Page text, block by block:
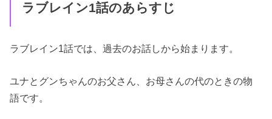
ラブレイン1話のあらすじ
ラブレイン1話では、過去のお話しから始まります。
ユナとグンちゃんのお父さん、お母さんの代のときの物
語です。